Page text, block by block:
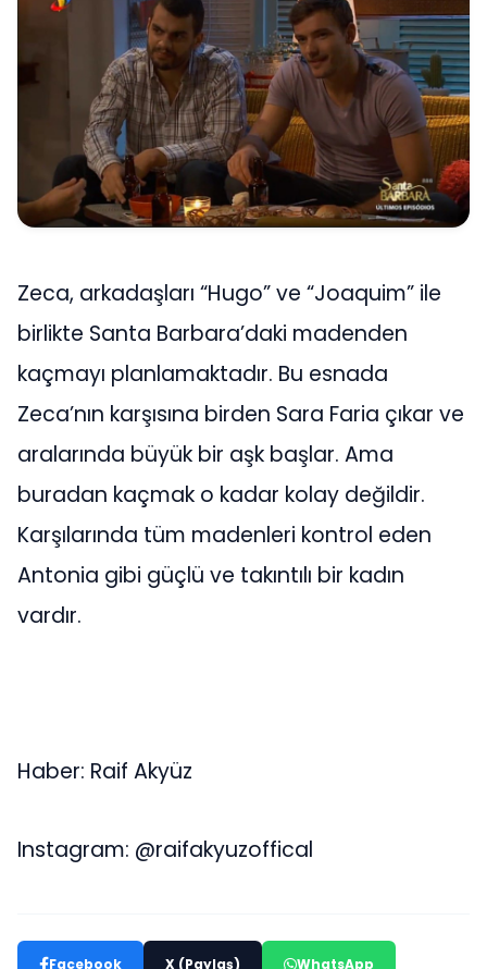
Zeca, arkadaşları “Hugo” ve “Joaquim” ile
birlikte Santa Barbara’daki madenden
kaçmayı planlamaktadır. Bu esnada
Zeca’nın karşısına birden Sara Faria çıkar ve
aralarında büyük bir aşk başlar. Ama
buradan kaçmak o kadar kolay değildir.
Karşılarında tüm madenleri kontrol eden
Antonia gibi güçlü ve takıntılı bir kadın
vardır.
Haber: Raif Akyüz
Instagram: @raifakyuzoffical
Facebook X (Paylaş) WhatsApp